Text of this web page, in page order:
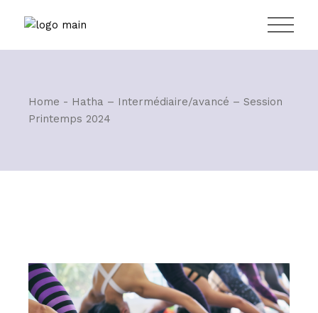
Home
Hatha – Intermédiaire/avancé – Session
Printemps 2024